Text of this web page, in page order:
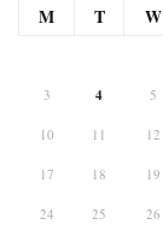
M
T W
3 4 5
10 11 12
17 18 19
24 25 26